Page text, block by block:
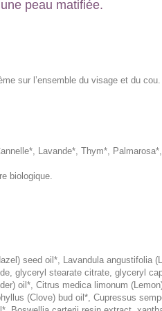
peau matifiée.
sur l’ensemble du visage et du cou.
Lavande*, Thym*,
biologique.
seed oil*, Lavandula angustifolia
glyceryl stearate citrate, glyceryl
oil*, Citrus medica limonum
(Clove) bud oil*, Cupressus